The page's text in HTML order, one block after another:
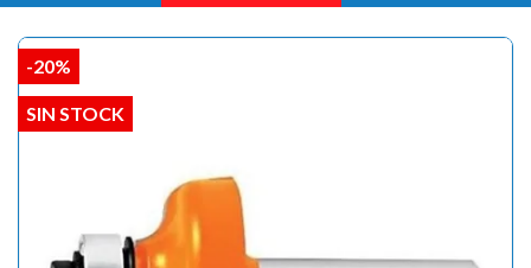
-20%
SIN STOCK